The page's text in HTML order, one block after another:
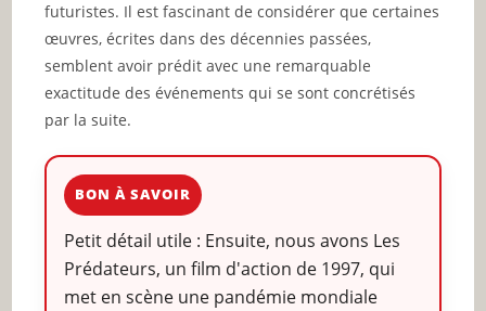
futuristes. Il est fascinant de considérer que certaines
œuvres, écrites dans des décennies passées,
semblent avoir prédit avec une remarquable
exactitude des événements qui se sont concrétisés
par la suite.
BON À SAVOIR
Petit détail utile : Ensuite, nous avons Les
Prédateurs, un film d'action de 1997, qui
met en scène une pandémie mondiale